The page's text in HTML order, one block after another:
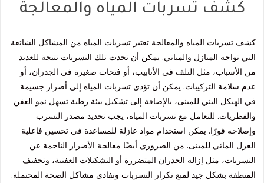
كشف تسربات المياه والمعالجة
كشف تسربات المياه والمعالجة تعتبر تسربات المياه من المشاكل الشائعة
التي تواجه المنازل والمباني. يمكن أن تحدث تلك التسربات نتيجة للعديد
من الأسباب، مثل التلف في الأنابيب، أو فتحات صغيرة في الجدران، أو
عدم سلامة التركيبات. يمكن أن تؤدي تسربات المياه إلى أضرار جسيمة
في الهيكل البني للمبنى، بالإضافة إلى تشكيل بيئة رطبة تسهل نمو العفن
والفطريات. للتعامل مع تسربات المياه، يجب تحديد مصدر التسرب
وإصلاحه فورًا. يمكن استخدام مواد عازلة للمساعدة في تحسين فاعلية
العزل المائي للمبنى. من الضروري أيضًا معالجة الأضرار الناجمة عن
التسربات، مثل إزالة الجدران المتضررة أو التشكيلات العفنية، وتجفيف
المنطقة بشكل جيد لمنع تكرار التسربات وتفادي مشاكل الصحة المحتملة.